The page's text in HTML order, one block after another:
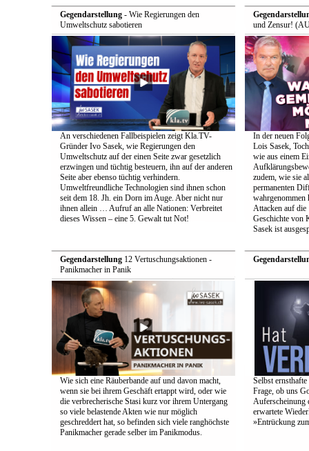
Gegendarstellung- Wie Regierungen den
Umweltschutz sabotieren
An verschiedenen Fallbeispielen zeigt Kla.TV-
Gründer Ivo Sasek, wie Regierungen den
Umweltschutz auf der einen Seite zwar gesetzlich
erzwingen und tüchtig besteuern, ihn auf der anderen
Seite aber ebenso tüchtig verhindern.
Umweltfreundliche Technologien sind ihnen schon
seit dem 18. Jh. ein Dorn im Auge. Aber nicht nur
ihnen allein … Aufruf an alle Nationen: Verbreitet
dieses Wissen – eine 5. Gewalt tut Not!
und Zensur!
In der neuen
Lois Sasek,
wie aus einem
zudem, wie sie
permanenten
wahrgenommen
Attacken auf
Geschichte von
Sasek ist
Gegendarstellung12 Vertuschungsaktionen -
Panikmacher in Panik
Wie sich eine Räuberbande auf und davon macht,
wenn sie bei ihrem Geschäft ertappt wird, oder wie
die verbrecherische Stasi kurz vor ihrem Untergang
so viele belastende Akten wie nur möglich
geschreddert hat, so befinden sich viele ranghöchste
Panikmacher gerade selber im Panikmodus.
Selbst
Frage, ob uns
Auferscheinung
erwartete
»Entrückung